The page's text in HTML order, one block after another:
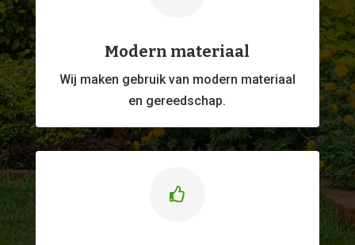
Modern materiaal
Wij maken gebruik van modern materiaal
en gereedschap.
